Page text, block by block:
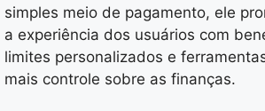
simples meio de pagamento, ele
a experiência dos usuários com
limites personalizados e
mais controle sobre as finanças.